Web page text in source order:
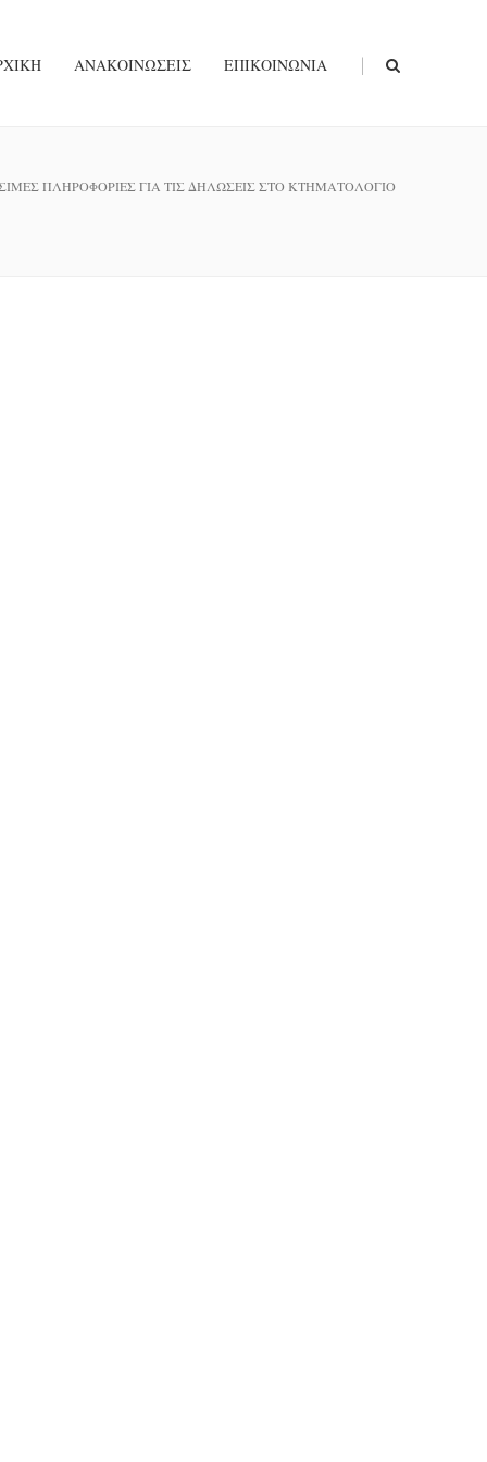
ΑΝΑΚΟΙΝΏΣΕΙΣ ΕΠΙΚΟΙΝΩΝΊΑ |
ΠΛΗΡΟΦΟΡΙΕΣ ΓΙΑ ΤΙΣ ΔΗΛΩΣΕΙΣ ΣΤΟ ΚΤΗΜΑΤΟΛΟΓΙΟ